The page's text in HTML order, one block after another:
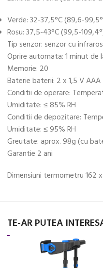
Verde: 32-37,5°C (89,6-
Rosu: 37,5-43°C (99,5-
Tip senzor: senzor cu
Oprire automata: 1 minut de
Memorie: 20
Baterie baterii: 2 x 1,5 V AAA
Conditii de operare:
Umiditate: ≤ 85% RH
Conditii de depozitare:
Umiditate: ≤ 95% RH
Greutate: aprox. 98g (cu
Garantie 2 ani
Dimensiuni termometru 162
TE-AR PUTEA